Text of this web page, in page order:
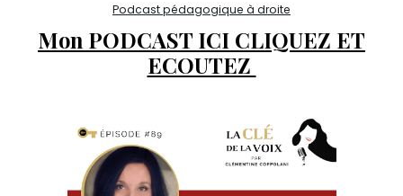
Podcast pédagogique à droite
Mon PODCAST ICI CLIQUEZ ET
ECOUTEZ